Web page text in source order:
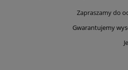
Zapraszamy do
Gwarantujemy